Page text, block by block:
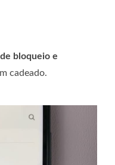
bloqueio e
cadeado.